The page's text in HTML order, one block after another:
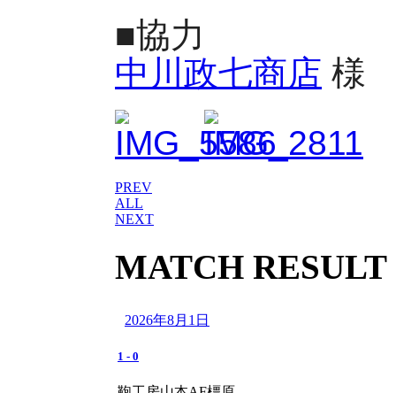
■協力
中川政七商店
PREV
ALL
NEXT
MATCH RESULT
2026年8月1日
1 - 0